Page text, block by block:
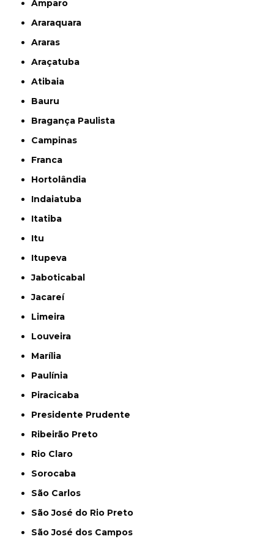
Amparo
Araraquara
Araras
Araçatuba
Atibaia
Bauru
Bragança Paulista
Campinas
Franca
Hortolândia
Indaiatuba
Itatiba
Itu
Itupeva
Jaboticabal
Jacareí
Limeira
Louveira
Marília
Paulínia
Piracicaba
Presidente Prudente
Ribeirão Preto
Rio Claro
Sorocaba
São Carlos
São José do Rio Preto
São José dos Campos